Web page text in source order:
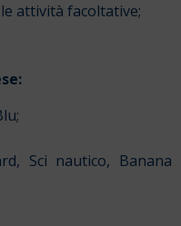
attività facoltative;
Sci nautico, Banana